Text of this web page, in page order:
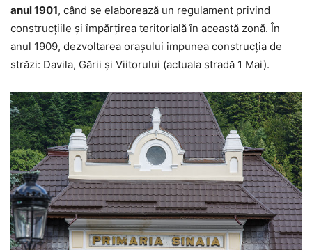
anul 1901, când se elaborează un regulament privind
construcţiile şi împărţirea teritorială în această zonă. În
anul 1909, dezvoltarea oraşului impunea construcţia de
străzi: Davila, Gării şi Viitorului (actuala stradă 1 Mai).